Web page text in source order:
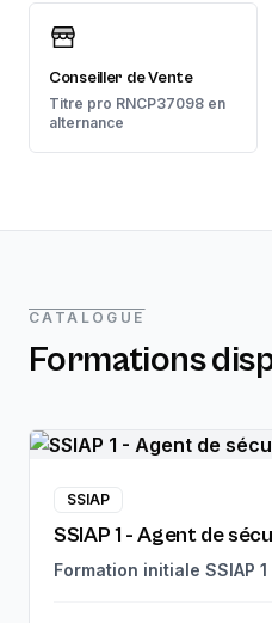
Conseiller de Vente
Titre pro RNCP37098 en
alternance
CATALOGUE
Formations
SSIAP
SSIAP 1 - Agent de
Formation initiale SSIAP